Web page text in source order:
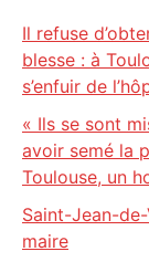
Il refuse
blesse : à
s’enfuir de
« Ils se sont
avoir semé la
Toulouse, un
Saint-Jean-
maire